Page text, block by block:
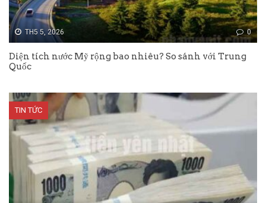
TH5 5, 2026 0
Diện tích nước Mỹ rộng bao nhiêu? So sánh với Trung
Quốc
TIN TỨC